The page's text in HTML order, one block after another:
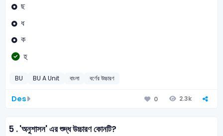
ছ
ধ
ক
হ
BU BU A Unit বাংলা বর্ণের উচ্চারণ
Des 0 2.3k
5 .'অনুশাসন' এর শুদ্ধ উচ্চারণ কোনটি?